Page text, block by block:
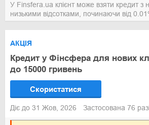
У Finsfera.ua клієнт може взяти кредит з
низькими відсотками, починаючи від
АКЦІЯ
Кредит у Фінсфера для нових
до 15000 гривень
Скористатися
Діє до 31 Жов, 2026 Застосована 76